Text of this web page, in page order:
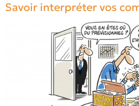
Savoir interpréter vos